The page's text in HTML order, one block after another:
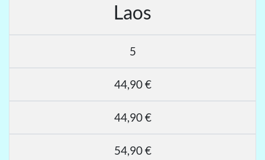
Laos
5
44,90 €
44,90 €
54,90 €